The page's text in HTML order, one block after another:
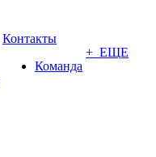
Контакты
Команда
+ ЕЩЕ